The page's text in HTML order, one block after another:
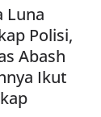
Luna
Polisi,
Abash
Ikut